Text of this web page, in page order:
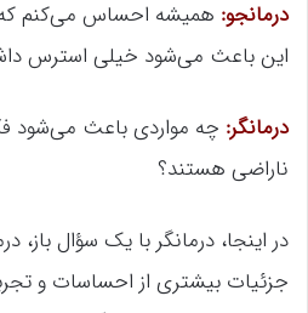
درمانجو: همیشه احساس می‌کنم که
این باعث می‌شود خیلی استرس
درمانگر: چه مواردی باعث می‌شود
ناراضی هستند؟
در اینجا، درمانگر با یک سؤال باز،
جزئیات بیشتری از احساسات و